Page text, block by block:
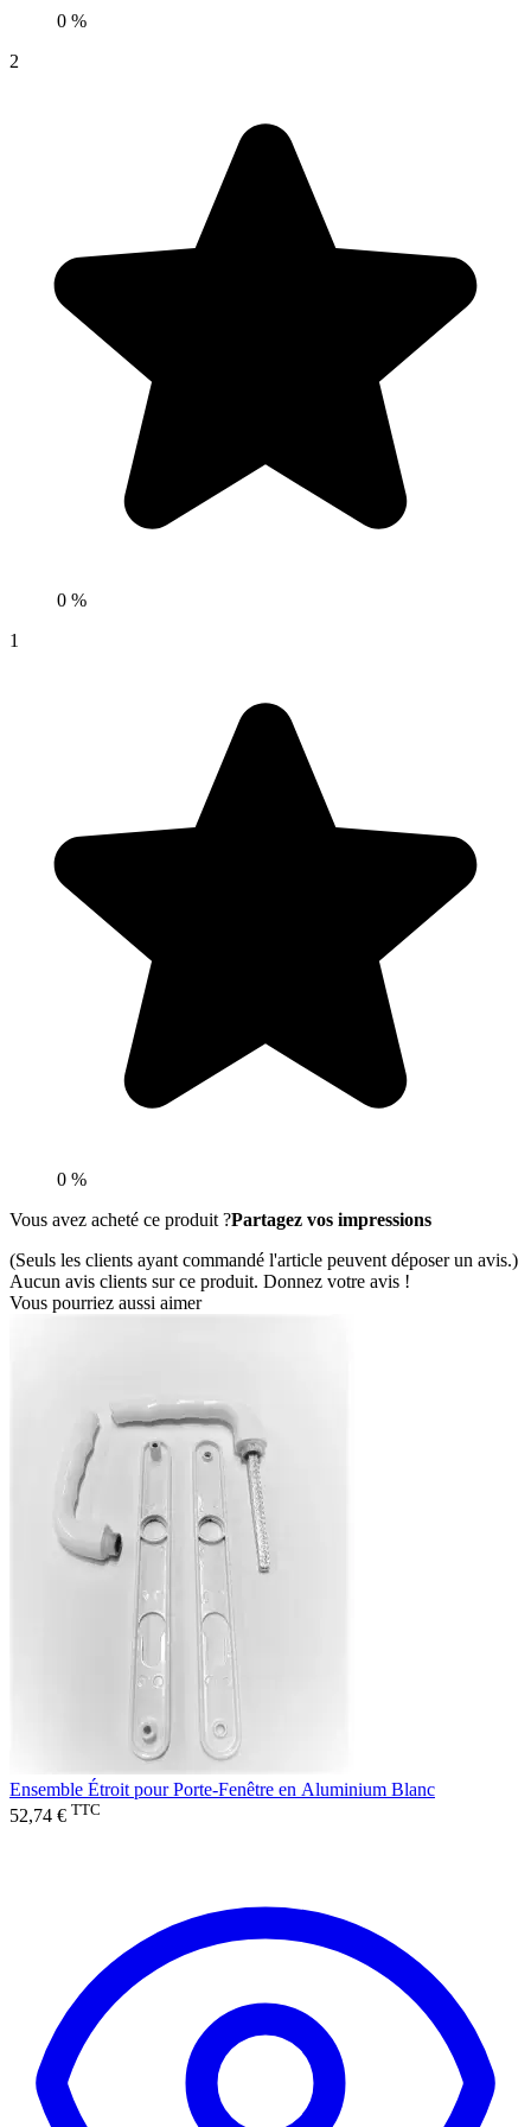
0 %
2
0 %
1
0 %
Vous avez acheté ce produit ?Partagez vos impressions
(Seuls les clients ayant commandé l'article peuvent déposer un avis.)
Aucun avis clients sur ce produit. Donnez votre avis !
Vous pourriez aussi aimer
Ensemble Étroit pour Porte-Fenêtre en Aluminium Blanc
52,74 € TTC